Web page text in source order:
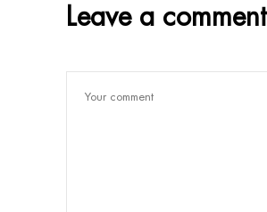
Leave a comment